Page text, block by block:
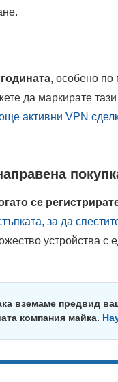
, особено по
да маркирате тази
активни VPN
се
за да
устройства с
вземаме предвид
компания майка.